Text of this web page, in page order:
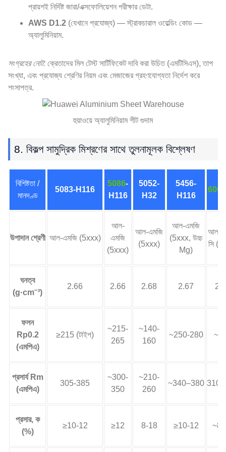
প্রায়শই নির্দিষ্ট জারা/এক্সফোলিয়েশন পরীক্ষার ডেটা.
AWS D1.2 (যেখানে প্রযোজ্য) — স্ট্রাকচারাল ওয়েল্ডিং কোড —
অ্যালুমিনিয়াম.
সংগ্রহের নোট: ক্রেতাদের মিল টেস্ট সার্টিফিকেট দাবি করা উচিত (এমটিসিএস), তাপ
সংখ্যা, এবং প্রযোজ্য শ্রেণির নিয়ম এবং মেজাজের গ্রহণযোগ্যতা নির্দেশ করে
শংসাপত্র.
হুয়াওয়ে অ্যালুমিনিয়াম শীট গুদাম
8. বিকল্প সামুদ্রিক মিশ্রণের সাথে তুলনামূলক বিশ্লেষণ
বিশিষ্টতা /
মানদণ্ড
5083-H116
5086-
H116
5052-
H32
5456-
H116
উপাদান শ্রেণী আল-এমজি (5xxx)
আল-
এমজি
(5xxx)
আল-এমজি
(5xxx)
আল-এমজি
(5xxx, উচ্চ
Mg)
আল-
সি
ঘনত্ব
(g·cm⁻³)
2.66 2.66 2.68 2.67
ফলন
Rp0.2
(এমপিএ)
≥215 (টাইপ)
~215-
265
~140-
160
~250-280
প্রসার্য Rm
(এমপিএ)
305-385
~300-
350
~210-
260
~340–380
প্রসার, ক
(%)
≥10-12 ≥12 8-18 ≥10-12 ~8-